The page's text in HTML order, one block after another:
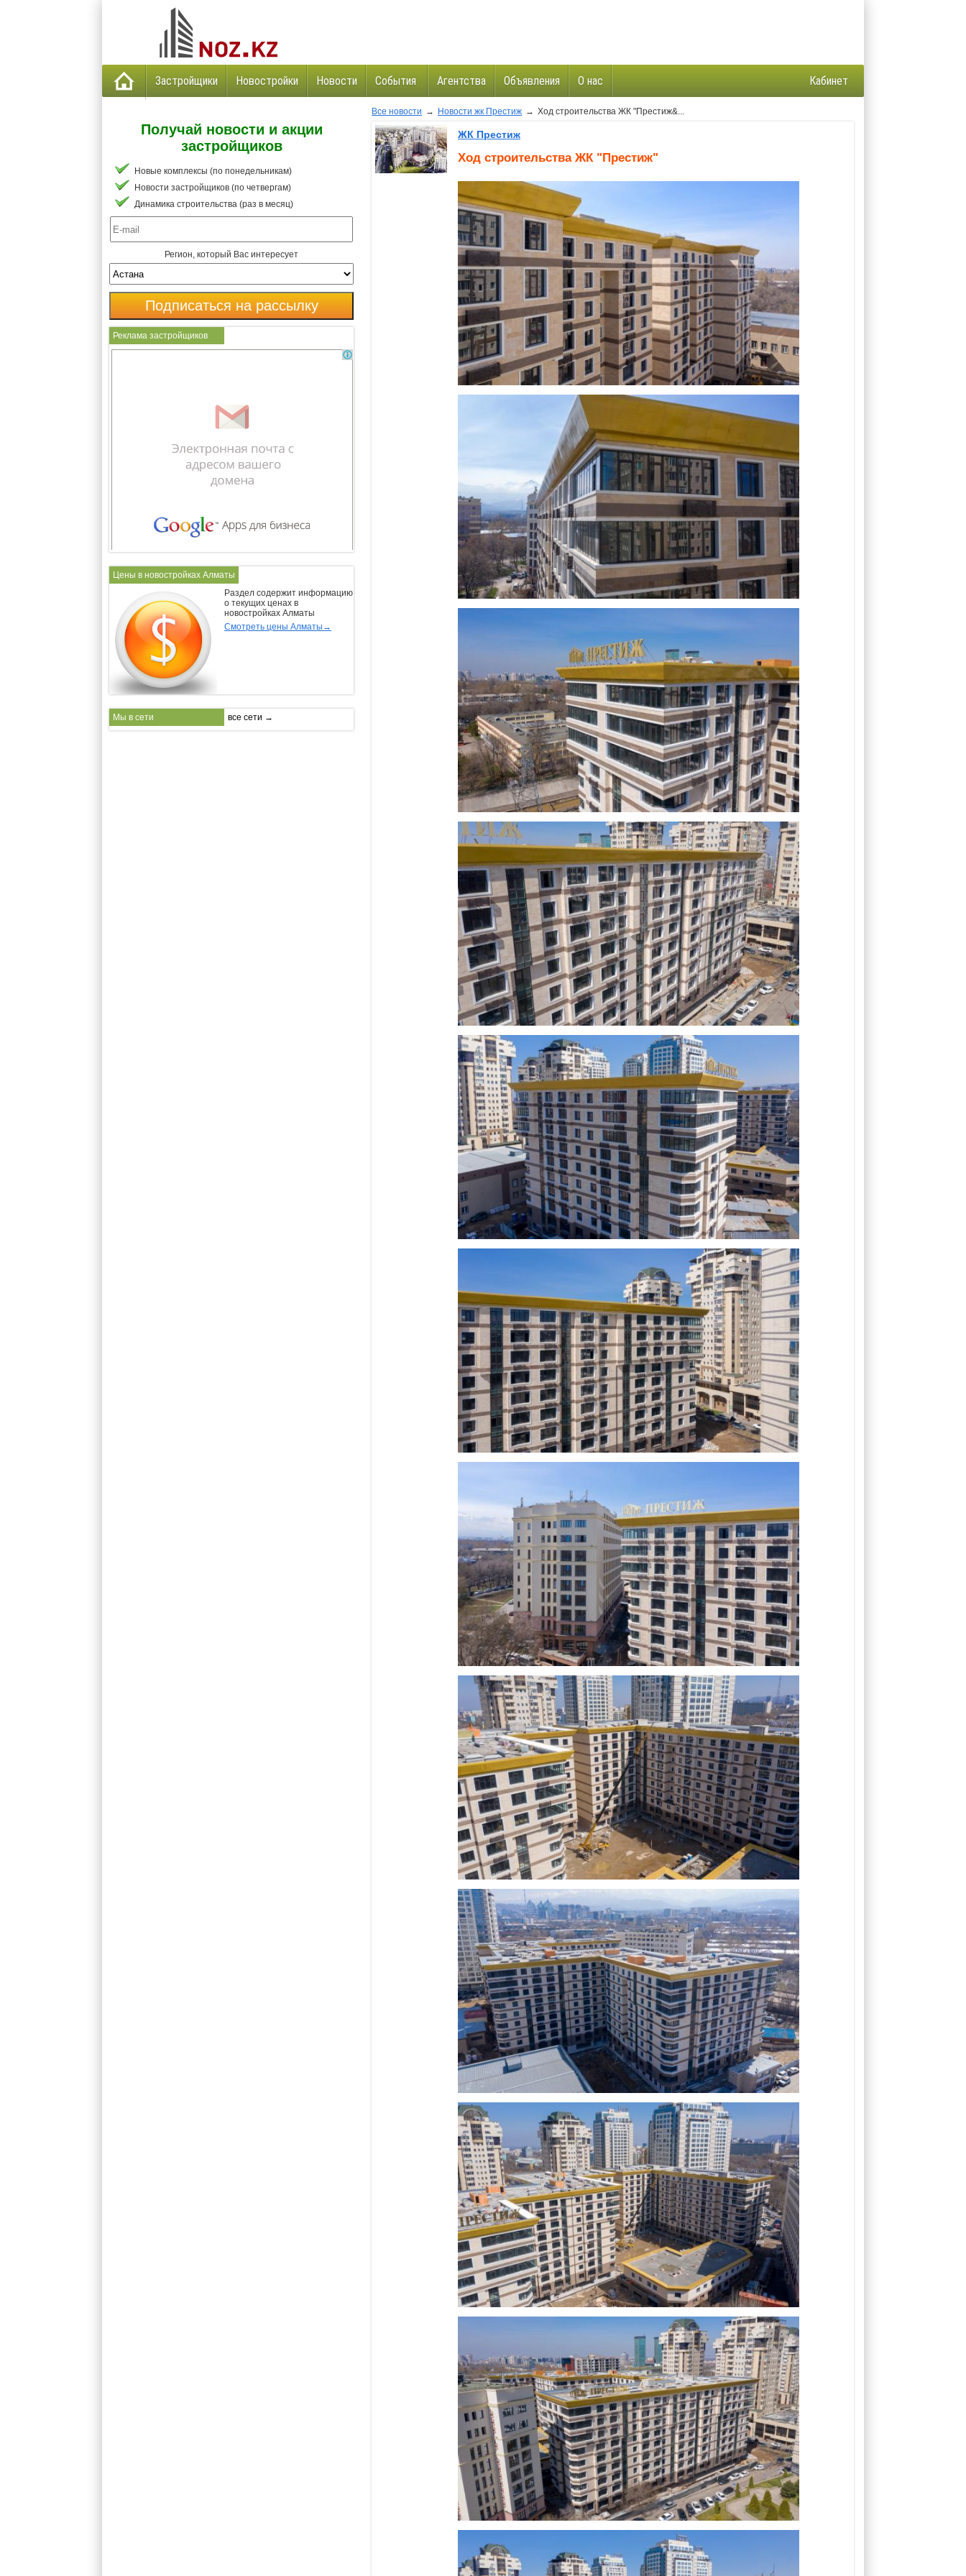
Застройщики Новостройки Новости События Агентства Объявления О нас Кабинет
Все новости → Новости жк Престиж → Ход строительства ЖК "Престиж&...
ЖК Престиж
Ход строительства ЖК "Престиж"
Получай новости и акции
застройщиков
Новые комплексы (по понедельникам)
Новости застройщиков (по четвергам)
Динамика строительства (раз в месяц)
Регион, который Вас интересует
Реклама застройщиков
Цены в новостройках Алматы
Раздел содержит информацию
о текущих ценах в
новостройках Алматы
Смотреть цены Алматы→
Мы в сети все сети →